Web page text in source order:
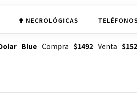
✟ NECROLÓGICAS
Blue Compra $1492Venta